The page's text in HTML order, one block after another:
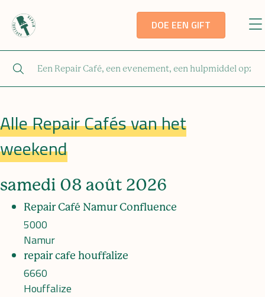
DOE EEN GIFT
Alle Repair Cafés van het
weekend
samedi 08 août 2026
Repair Café Namur Confluence
5000
Namur
repair cafe houffalize
6660
Houffalize